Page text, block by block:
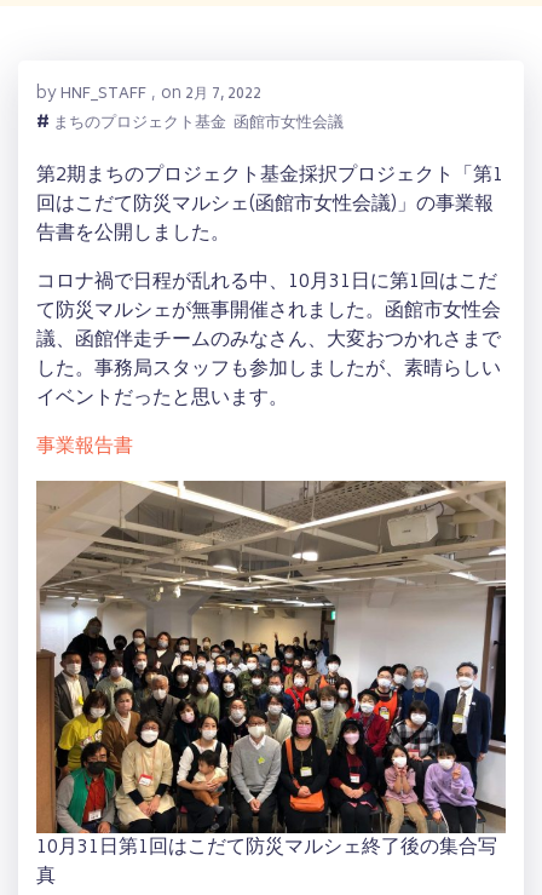
byHNF_STAFF , on 2月 7, 2022
# まちのプロジェクト基金 函館市女性会議
第2期まちのプロジェクト基金採択プロジェクト「第1
回はこだて防災マルシェ(函館市女性会議)」の事業報
告書を公開しました。
コロナ禍で日程が乱れる中、10月31日に第1回はこだ
て防災マルシェが無事開催されました。函館市女性会
議、函館伴走チームのみなさん、大変おつかれさまで
した。事務局スタッフも参加しましたが、素晴らしい
イベントだったと思います。
事業報告書
10月31日第1回はこだて防災マルシェ終了後の集合写
真